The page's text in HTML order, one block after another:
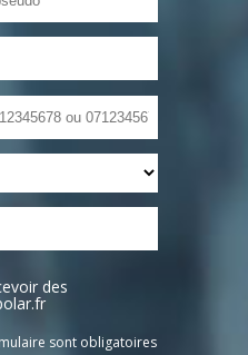
des
sont obligatoires